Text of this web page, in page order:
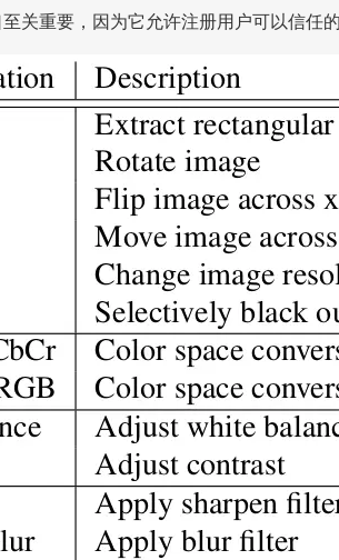
关重要，因为它允许注册用户可以信任